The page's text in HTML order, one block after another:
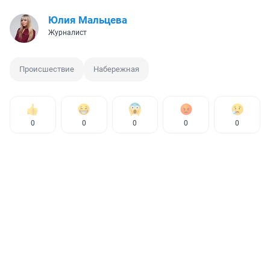
Юлия Мальцева
Журналист
Происшествие Набережная
0 0 0 0 0